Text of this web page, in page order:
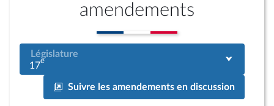
amendements
Législature
17e
Suivre les amendements en discussion